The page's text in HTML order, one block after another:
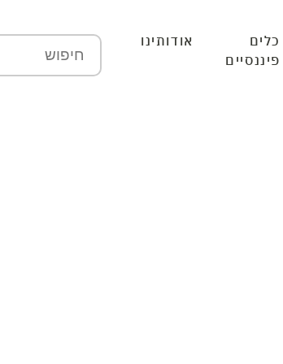
כלים
פיננסיים
אודותינו